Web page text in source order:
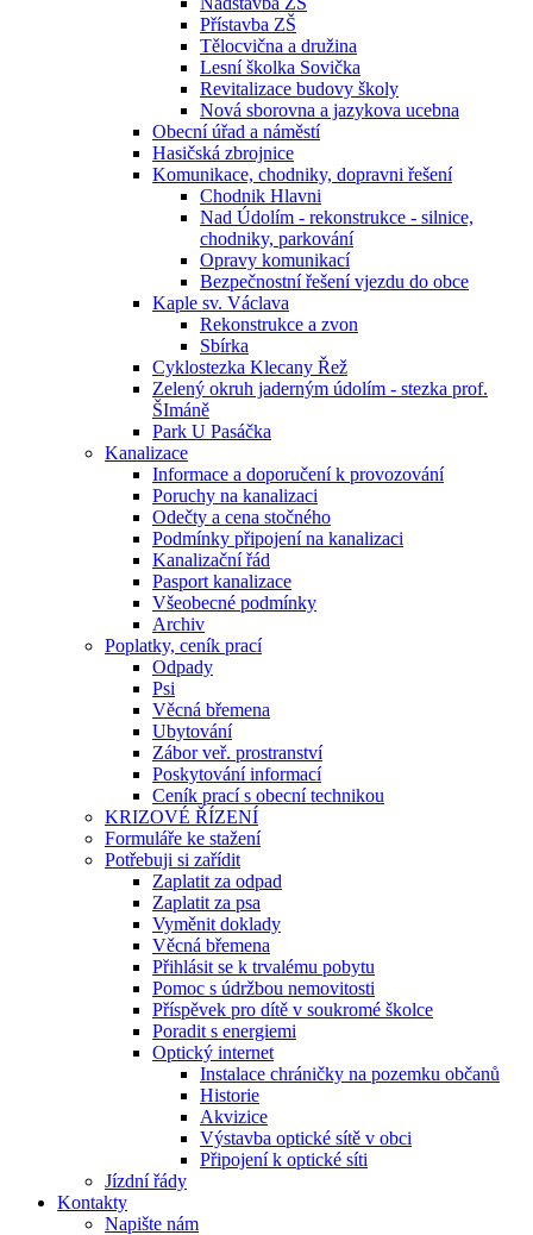
Přístavba ZŠ
Tělocvična a družina
Lesní školka Sovička
Revitalizace budovy školy
Nová sborovna a jazykova ucebna
Obecní úřad a náměstí
Hasičská zbrojnice
Komunikace, chodniky, dopravni řešení
Chodnik Hlavni
Nad Údolím - rekonstrukce - silnice,
chodniky, parkování
Opravy komunikací
Bezpečnostní řešení vjezdu do obce
Kaple sv. Václava
Rekonstrukce a zvon
Sbírka
Cyklostezka Klecany Řež
Zelený okruh jaderným údolím - stezka prof.
ŠImáně
Park U Pasáčka
Kanalizace
Informace a doporučení k provozování
Poruchy na kanalizaci
Odečty a cena stočného
Podmínky připojení na kanalizaci
Kanalizační řád
Pasport kanalizace
Všeobecné podmínky
Archiv
Poplatky, ceník prací
Odpady
Psi
Věcná břemena
Ubytování
Zábor veř. prostranství
Poskytování informací
Ceník prací s obecní technikou
KRIZOVÉ ŘÍZENÍ
Formuláře ke stažení
Potřebuji si zařídit
Zaplatit za odpad
Zaplatit za psa
Vyměnit doklady
Věcná břemena
Přihlásit se k trvalému pobytu
Pomoc s údržbou nemovitosti
Příspěvek pro dítě v soukromé školce
Poradit s energiemi
Optický internet
Instalace chráničky na pozemku občanů
Historie
Akvizice
Výstavba optické sítě v obci
Připojení k optické síti
Jízdní řády
Kontakty
Napište nám